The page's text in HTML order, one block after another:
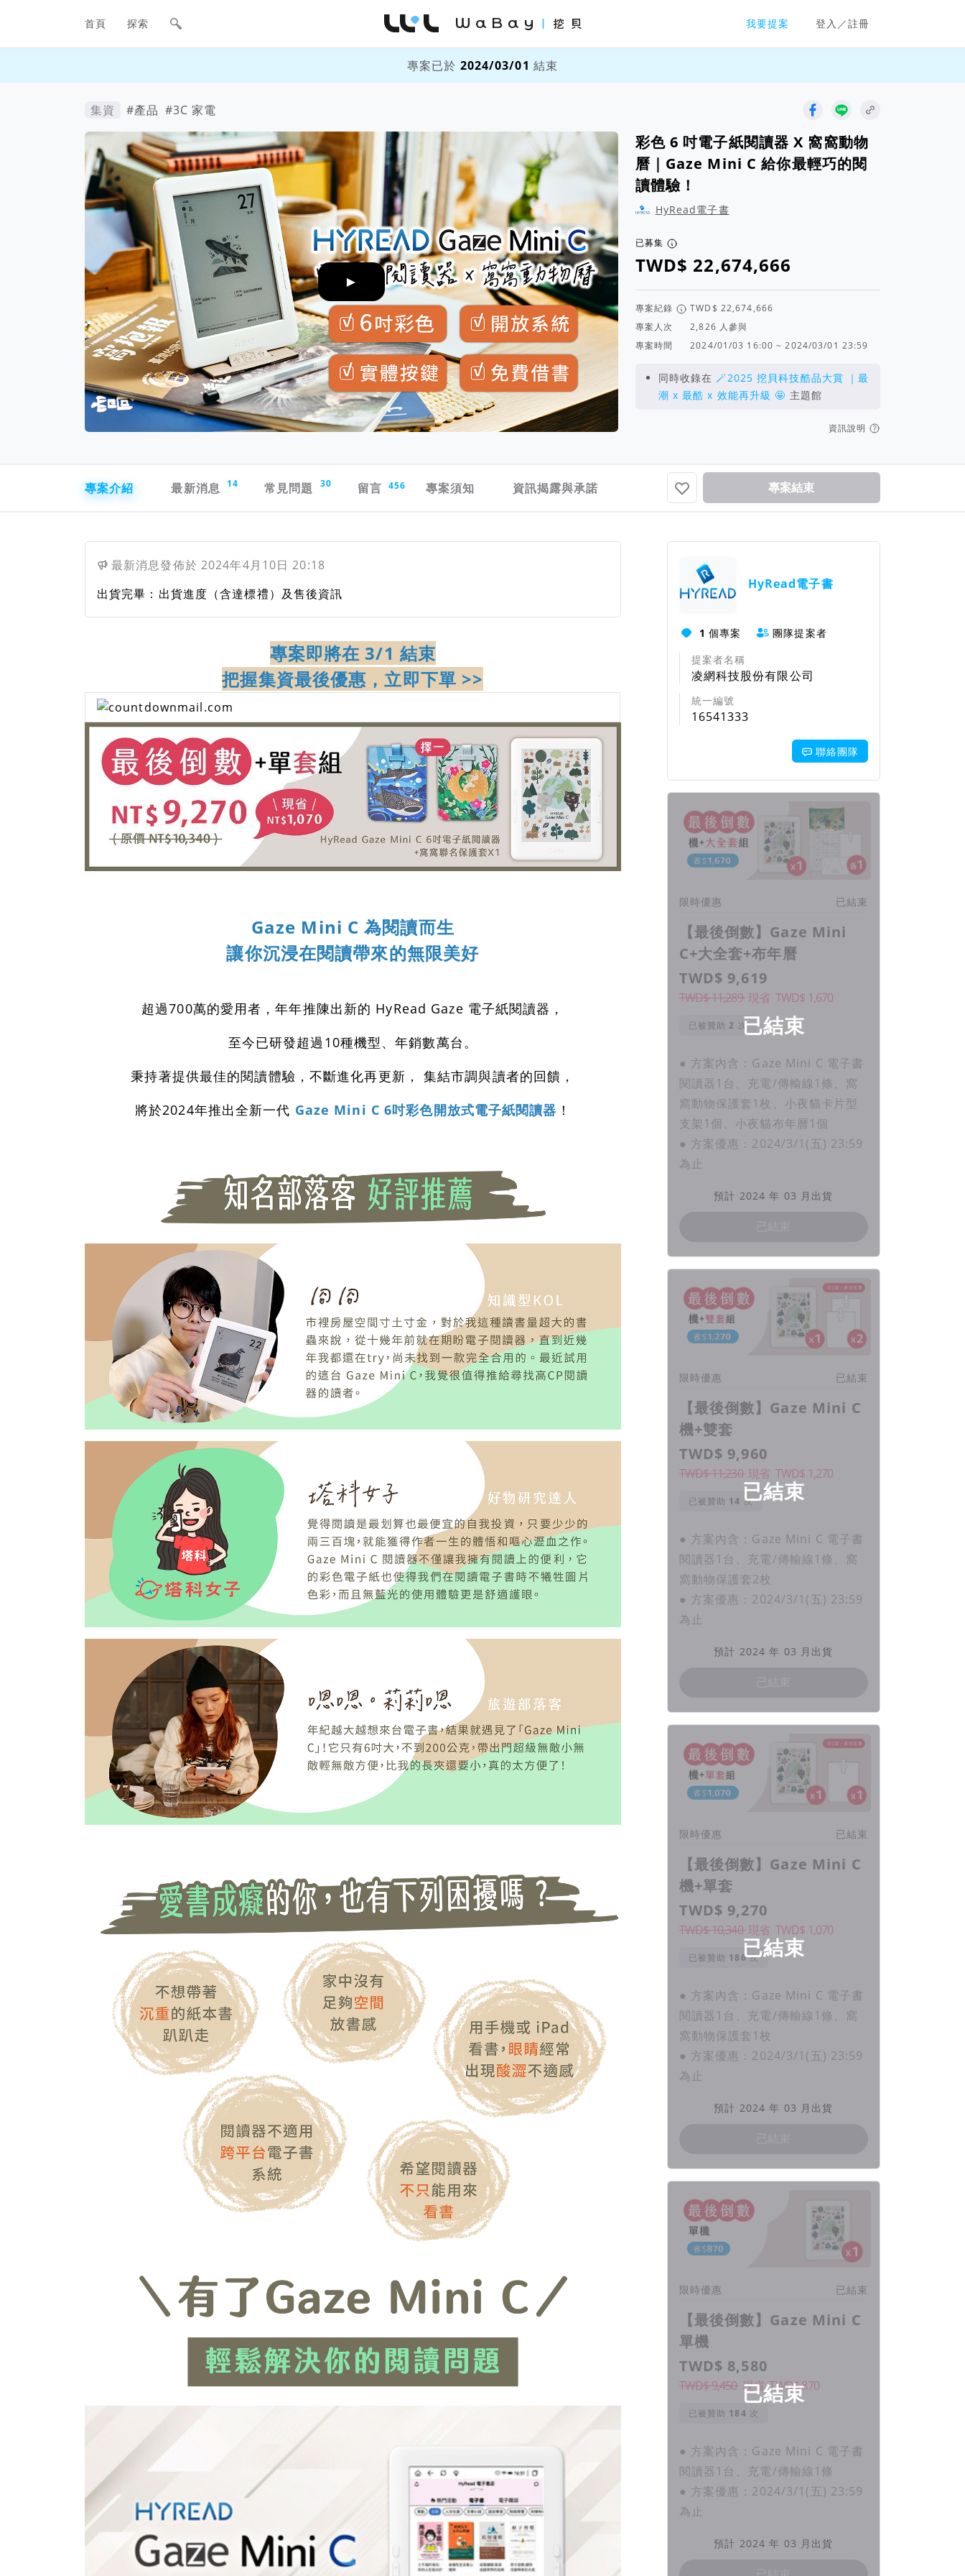
網站主要導航欄
首頁 探索 我要提案 登入／註冊
WaBay 挖貝 | 台灣最值得信賴的群眾集資 / 群眾募資平台
專案已於 2024/03/01 結束
集資 #產品 #3C 家電
►
彩色 6 吋電子紙閱讀器 X 窩窩動物
曆｜Gaze Mini C 給你最輕巧的閱
讀體驗！
HyRead電子書
已募集
專案紀錄
專案人次
人參與
專案時間
2024/01/03 16:00 ~ 2024/03/01 23:59
同時收錄在 🪄2025 挖貝科技酷品大賞 ｜最
潮 x 最酷 x 效能再升級 🤩 主題館
資訊說明
專案介紹
最新消息 14 常見問題 30 留言 456 專案須知 資訊揭露與承諾 專案結束
最新消息發佈於 2024年4月10日 20:18
出貨完畢：出貨進度（含達標禮）及售後資訊
專案即將在 3/1 結束
把握集資最後優惠，立即下單 >>
Gaze Mini C 為閱讀而生
讓你沉浸在閱讀帶來的無限美好
超過700萬的愛用者，年年推陳出新的 HyRead Gaze 電子紙閱讀器，
至今已研發超過10種機型、年銷數萬台。
秉持著提供最佳的閱讀體驗，不斷進化再更新， 集結市調與讀者的回饋，
將於2024年推出全新一代 Gaze Mini C 6吋彩色開放式電子紙閱讀器 ！
HyRead電子書
1 個專案
團隊提案者
提案者名稱
凌網科技股份有限公司
統一編號
16541333
聯絡團隊
已結束
限時優惠 已結束
【最後倒數】Gaze Mini
C+大全套+布年曆
TWD$ 9,619
TWD$ 11,289現省 TWD$ 1,670
已被贊助 次
● 方案內含：Gaze Mini C 電子書
閱讀器1台、充電/傳輸線1條、窩
窩動物保護套1枚、小夜貓卡片型
支架1個、小夜貓布年曆1個
● 方案優惠：2024/3/1(五) 23:59
為止
預計 2024 年 03 月出貨
已結束
限時優惠 已結束
【最後倒數】Gaze Mini C
機+雙套
TWD$ 9,960
TWD$ 11,230現省 TWD$ 1,270
已被贊助 次
● 方案內含：Gaze Mini C 電子書
閱讀器1台、充電/傳輸線1條、窩
窩動物保護套2枚
● 方案優惠：2024/3/1(五) 23:59
為止
預計 2024 年 03 月出貨
已結束
限時優惠 已結束
【最後倒數】Gaze Mini C
機+單套
TWD$ 9,270
TWD$ 10,340現省 TWD$ 1,070
已被贊助 次
● 方案內含：Gaze Mini C 電子書
閱讀器1台、充電/傳輸線1條、窩
窩動物保護套1枚
● 方案優惠：2024/3/1(五) 23:59
為止
預計 2024 年 03 月出貨
已結束
限時優惠 已結束
【最後倒數】Gaze Mini C
單機
TWD$ 8,580
TWD$ 9,450現省 TWD$870
已被贊助 次
● 方案內含：Gaze Mini C 電子書
閱讀器1台、充電/傳輸線1條
● 方案優惠：2024/3/1(五) 23:59
為止
預計 2024 年 03 月出貨